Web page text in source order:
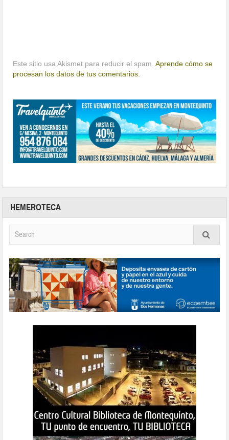
Este sitio usa Akismet para reducir el spam.Aprende cómo se
procesan los datos de tus comentarios.
HEMEROTECA